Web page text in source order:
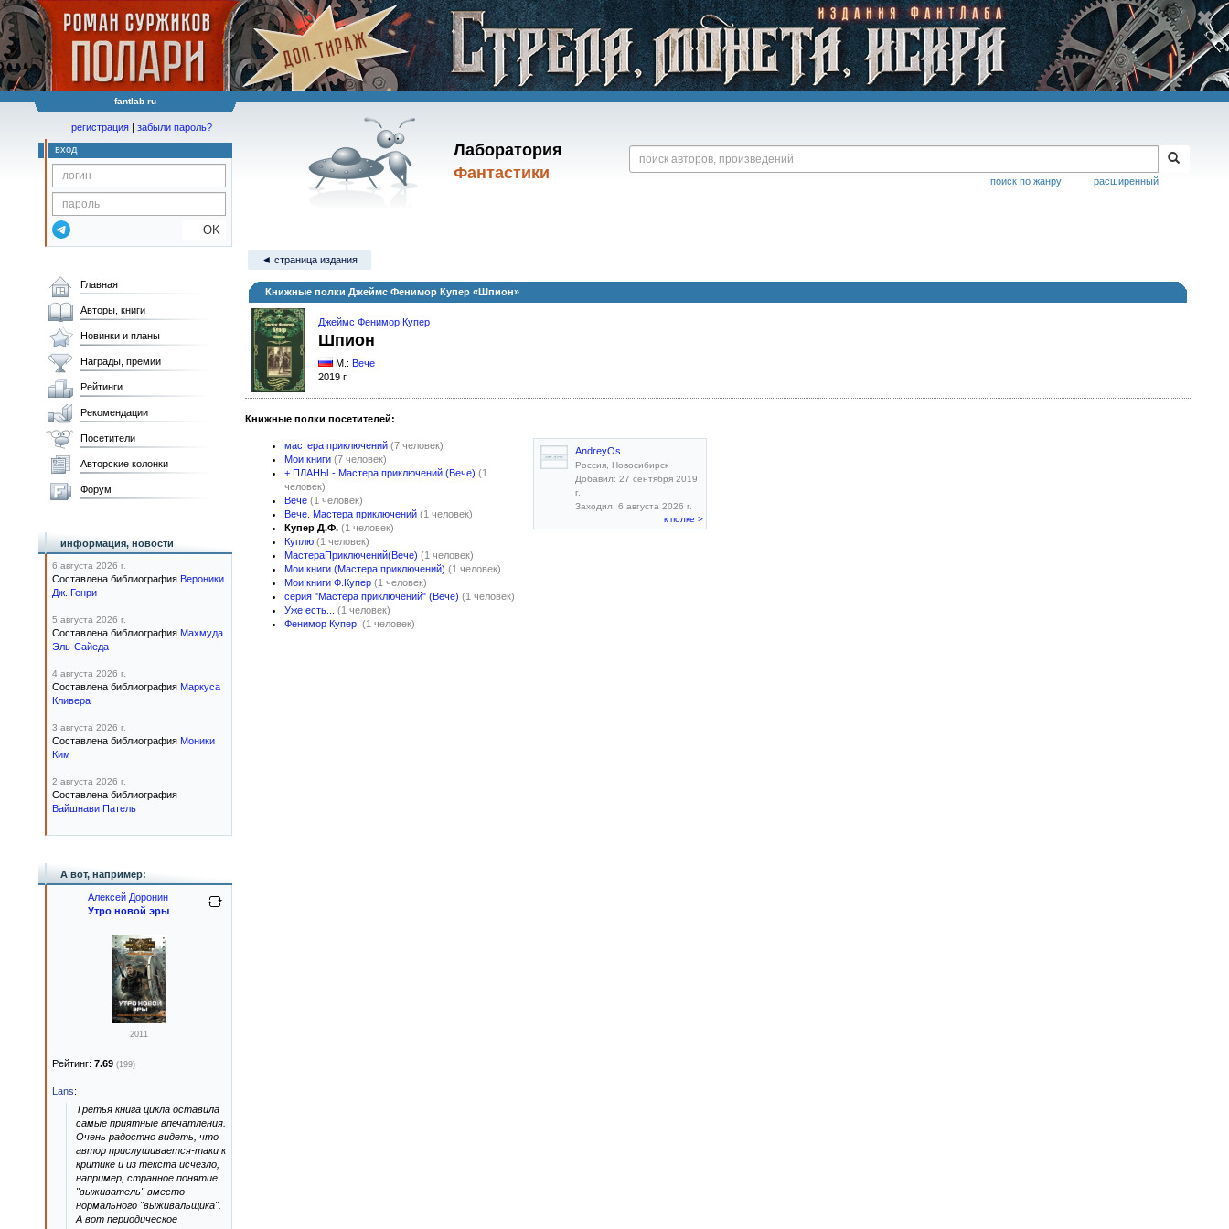
fantlab ru
Лаборатория
Фантастики
расширенный
поиск по жанру
регистрация | забыли пароль?
вход
OK
◄ страница издания
Книжные полки Джеймс Фенимор Купер «Шпион»
Джеймс Фенимор Купер
Шпион
М.: Вече
2019 г.
Книжные полки посетителей:
мастера приключений (7 человек)
Мои книги (7 человек)
+ ПЛАНЫ - Мастера приключений (Вече) (1
человек)
Вече (1 человек)
Вече. Мастера приключений (1 человек)
Купер Д.Ф. (1 человек)
Куплю (1 человек)
МастераПриключений(Вече) (1 человек)
Мои книги (Мастера приключений) (1 человек)
Мои книги Ф.Купер (1 человек)
серия "Мастера приключений" (Вече) (1 человек)
Уже есть...
(1 человек)
Фенимор Купер. (1 человек)
AndreyOs
Россия, Новосибирск
Добавил: 27 сентября 2019
г.
Заходил: 6 августа 2026 г.
к полке >
Главная
Авторы, книги
Новинки и планы
Награды, премии
Рейтинги
Рекомендации
Посетители
Авторские колонки
Форум
информация, новости
6 августа 2026 г.
Составлена библиография Вероники
Дж. Генри
5 августа 2026 г.
Составлена библиография Махмуда
Эль-Сайеда
4 августа 2026 г.
Составлена библиография Маркуса
Кливера
3 августа 2026 г.
Составлена библиография Моники
Ким
2 августа 2026 г.
Составлена библиография
Вайшнави Патель
А вот, например:
Алексей Доронин
Утро новой эры
2011
Рейтинг: 7.69 (199)
Lans:
Третья книга цикла оставила
самые приятные впечатления.
Очень радостно видеть, что
автор прислушивается-таки к
критике и из текста исчезло,
например, странное понятие
"выживатель" вместо
нормального "выживальщика".
А вот периодическое